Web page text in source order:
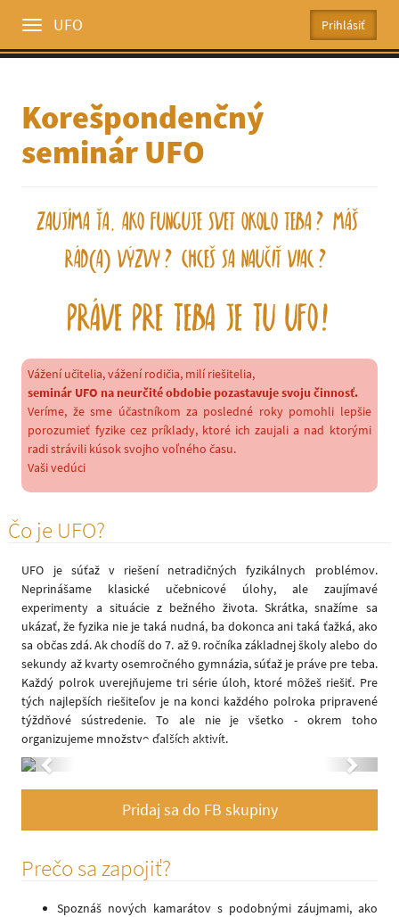
ToggleUFO
Korešpondenčný
seminár UFO
Zaujíma Ťa, ako funguje svet okolo Teba? Máš
rád(a) výzvy? Chceš sa naučiť viac?
Práve pre Teba je tu UFO!
Vážení učitelia, vážení rodičia, milí riešitelia,
seminár UFO na neurčité obdobie pozastavuje svoju činnosť.
Veríme, že sme účastníkom za posledné roky pomohli lepšie
porozumieť fyzike cez príklady, ktoré ich zaujali a nad ktorými
radi strávili kúsok svojho voľného času.
Vaši vedúci
Čo je UFO?
UFO je súťaž v riešení netradičných fyzikálnych problémov.
Neprinášame klasické učebnicové úlohy, ale zaujímavé
experimenty a situácie z bežného života. Skrátka, snažíme sa
ukázať, že fyzika nie je taká nudná, ba dokonca ani taká ťažká, ako
sa občas zdá. Ak chodíš do 7. až 9. ročníka základnej školy alebo do
sekundy až kvarty osemročného gymnázia, súťaž je práve pre teba.
Každý polrok uverejňujeme tri série úloh, ktoré môžeš riešiť. Pre
tých najlepších riešiteľov je na konci každého polroka pripravené
týždňové sústredenie. To ale nie je všetko - okrem toho
organizujeme množstvo ďalších aktivít.
Previous Next
Pridaj sa do FB skupiny
Prečo sa zapojiť?
Spoznáš nových kamarátov s podobnými záujmami, ako